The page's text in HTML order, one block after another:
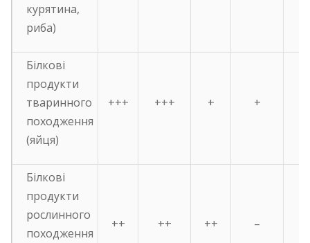
курятина,
риба)
Білкові
продукти
тваринного
походження
(яйця)
+++ +++ + +
Білкові
продукти
рослинного
походження
++ ++ ++ –